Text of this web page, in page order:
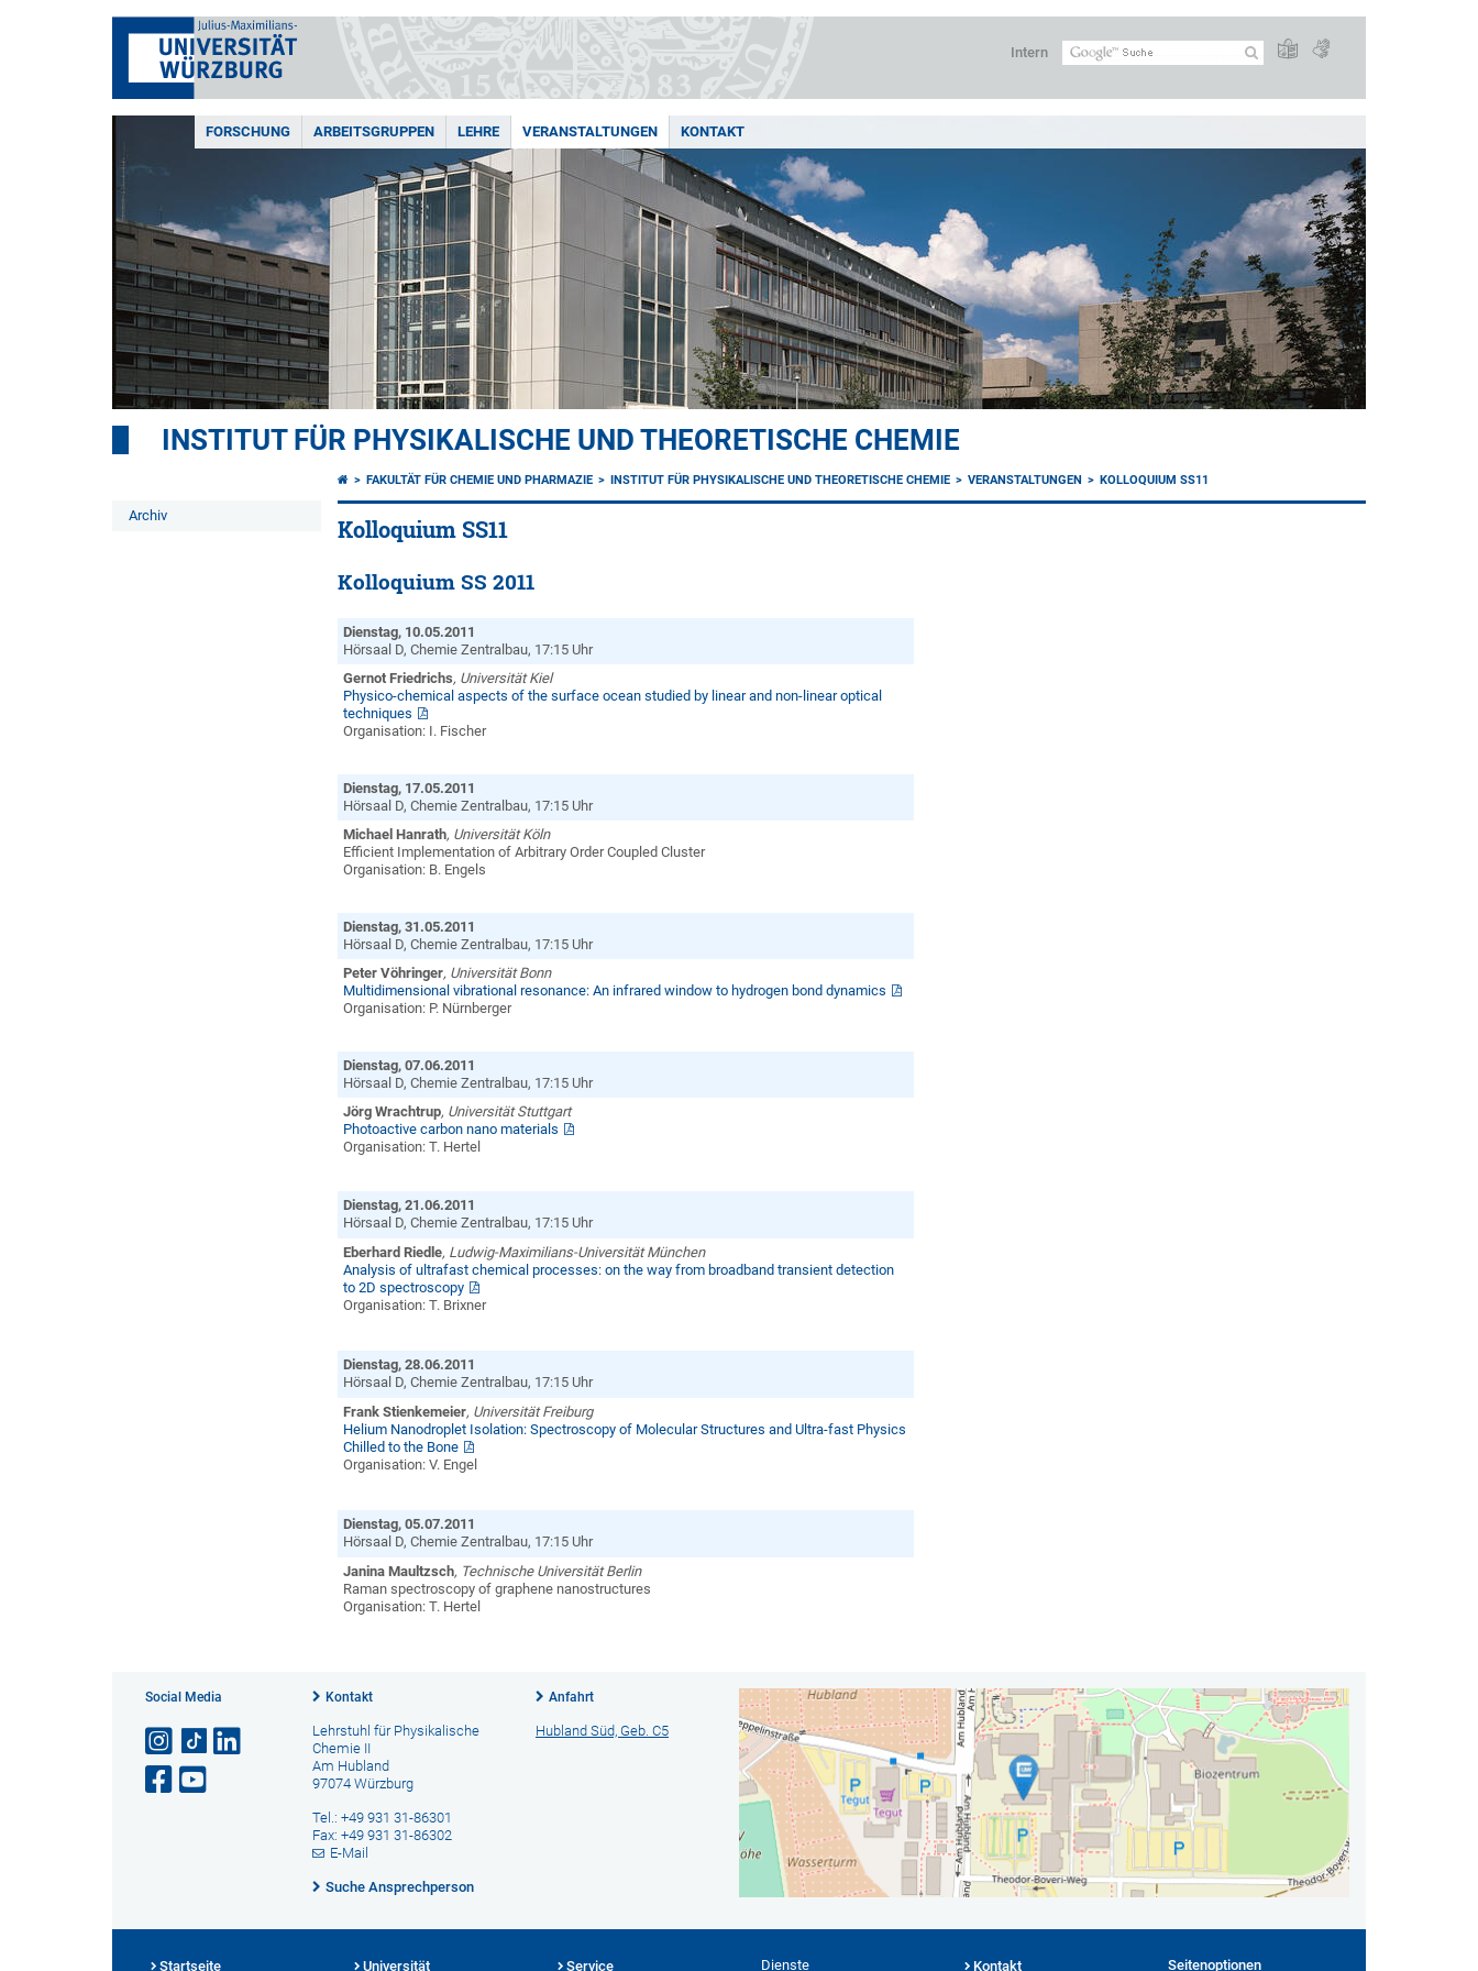
Intern
FORSCHUNG ARBEITSGRUPPEN LEHRE VERANSTALTUNGEN KONTAKT
INSTITUT FÜR PHYSIKALISCHE UND THEORETISCHE CHEMIE
Archiv
FAKULTÄT FÜR CHEMIE UND PHARMAZIE INSTITUT FÜR PHYSIKALISCHE UND THEORETISCHE CHEMIE VERANSTALTUNGEN KOLLOQUIUM SS11
Kolloquium SS11
Kolloquium SS 2011
Dienstag, 10.05.2011
Hörsaal D, Chemie Zentralbau, 17:15 Uhr
Gernot Friedrichs, Universität Kiel
Physico-chemical aspects of the surface ocean studied by linear and non-linear optical
techniques
Organisation: I. Fischer
Dienstag, 17.05.2011
Hörsaal D, Chemie Zentralbau, 17:15 Uhr
Michael Hanrath, Universität Köln
Efficient Implementation of Arbitrary Order Coupled Cluster
Organisation: B. Engels
Dienstag, 31.05.2011
Hörsaal D, Chemie Zentralbau, 17:15 Uhr
Peter Vöhringer, Universität Bonn
Multidimensional vibrational resonance: An infrared window to hydrogen bond dynamics
Organisation: P. Nürnberger
Dienstag, 07.06.2011
Hörsaal D, Chemie Zentralbau, 17:15 Uhr
Jörg Wrachtrup, Universität Stuttgart
Photoactive carbon nano materials
Organisation: T. Hertel
Dienstag, 21.06.2011
Hörsaal D, Chemie Zentralbau, 17:15 Uhr
Eberhard Riedle, Ludwig-Maximilians-Universität München
Analysis of ultrafast chemical processes: on the way from broadband transient detection
to 2D spectroscopy
Organisation: T. Brixner
Dienstag, 28.06.2011
Hörsaal D, Chemie Zentralbau, 17:15 Uhr
Frank Stienkemeier, Universität Freiburg
Helium Nanodroplet Isolation: Spectroscopy of Molecular Structures and Ultra-fast Physics
Chilled to the Bone
Organisation: V. Engel
Dienstag, 05.07.2011
Hörsaal D, Chemie Zentralbau, 17:15 Uhr
Janina Maultzsch, Technische Universität Berlin
Raman spectroscopy of graphene nanostructures
Organisation: T. Hertel
Social Media Kontakt
Lehrstuhl für Physikalische
Chemie II
Am Hubland
97074 Würzburg
Tel.: +49 931 31-86301
Fax: +49 931 31-86302
E-Mail
Suche Ansprechperson
Anfahrt
Hubland Süd, Geb. C5
Startseite Universität Service Dienste Kontakt Seitenoptionen